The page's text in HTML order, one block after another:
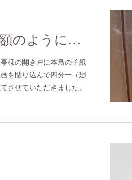
檜の開き戸に日本画を額のように設えさせていただきました。
様の開き戸に本鳥の子紙
を貼り込んで四分一（廻
させていただきました。